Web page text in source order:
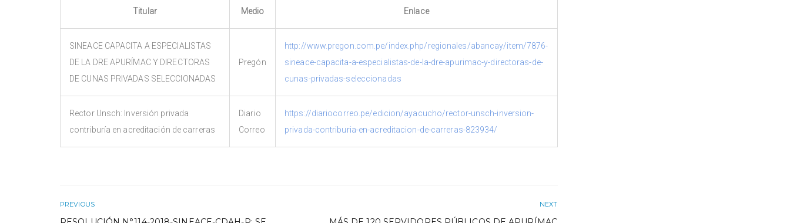
Titular Medio Enlace
SINEACE CAPACITA A ESPECIALISTAS
DE LA DRE APURÍMAC Y DIRECTORAS
DE CUNAS PRIVADAS SELECCIONADAS
Pregón
http://www.pregon.com.pe/index.php/regionales/abancay/item/7876-
sineace-capacita-a-especialistas-de-la-dre-apurimac-y-directoras-de-
cunas-privadas-seleccionadas
Rector Unsch: Inversión privada
contriburía en acreditación de carreras
Diario
Correo
https://diariocorreo.pe/edicion/ayacucho/rector-unsch-inversion-
privada-contriburia-en-acreditacion-de-carreras-823934/
PREVIOUS NEXT